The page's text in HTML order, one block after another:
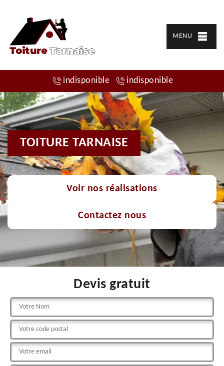
MENU
indisponible indisponible
TOITURE TARNAISE
Voir nos réalisations
Contactez nous
Devis gratuit